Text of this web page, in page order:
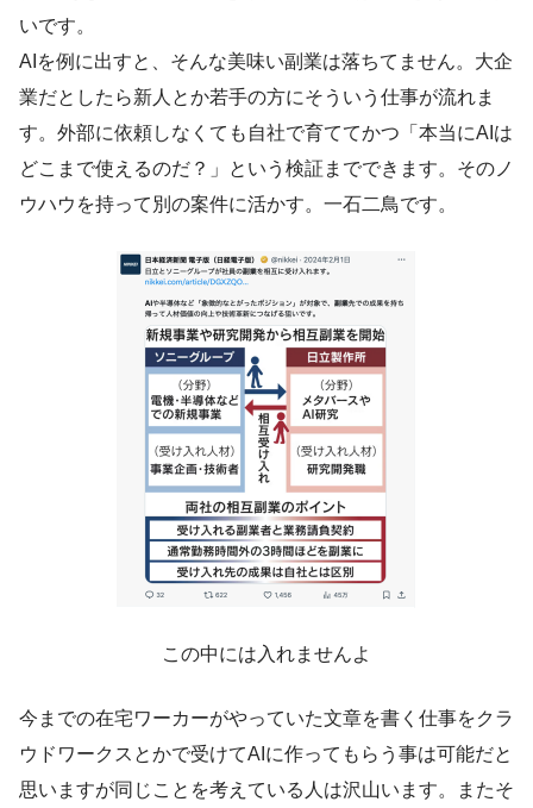
いです。
AIを例に出すと、そんな美味い副業は落ちてません。大企
業だとしたら新人とか若手の方にそういう仕事が流れま
す。外部に依頼しなくても自社で育ててかつ「本当にAIは
どこまで使えるのだ？」という検証までできます。そのノ
ウハウを持って別の案件に活かす。一石二鳥です。
この中には入れませんよ
今までの在宅ワーカーがやっていた文章を書く仕事をクラ
ウドワークスとかで受けてAIに作ってもらう事は可能だと
思いますが同じことを考えている人は沢山います。またそ